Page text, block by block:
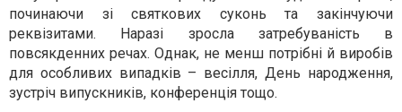
починаючи зі святкових суконь та закінчуючи
реквізитами. Наразі зросла затребуваність в
повсякденних речах. Однак, не менш потрібні й виробів
для особливих випадків – весілля, День народження,
зустріч випускників, конференція тощо.